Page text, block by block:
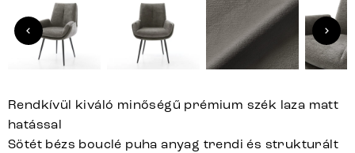
Rendkívül kiváló minőségű prémium szék laza matt
hatással
Sötét bézs bouclé puha anyag trendi és strukturált